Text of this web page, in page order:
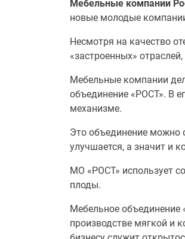
Мебельные компании
новые молодые
Несмотря на качество
«застроенных»
Мебельные компании
объединение «РОСТ». В
механизме.
Это объединение можно
улучшается, а значит и
МО «РОСТ» использует
плоды.
Мебельное объединение
производстве мягкой и